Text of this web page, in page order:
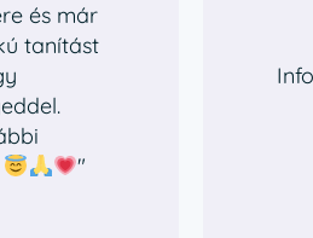
és már
tanítást
"